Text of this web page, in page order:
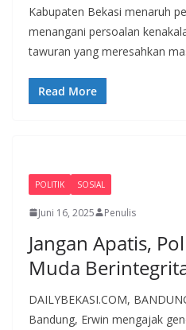
Kabupaten Bekasi menaruh
menangani persoalan
tawuran yang meresahkan
Read More
POLITIK SOSIAL
Juni 16, 2025 Penulis
Jangan Apatis,
Muda
DAILYBEKASI.COM,
Bandung, Erwin mengajak